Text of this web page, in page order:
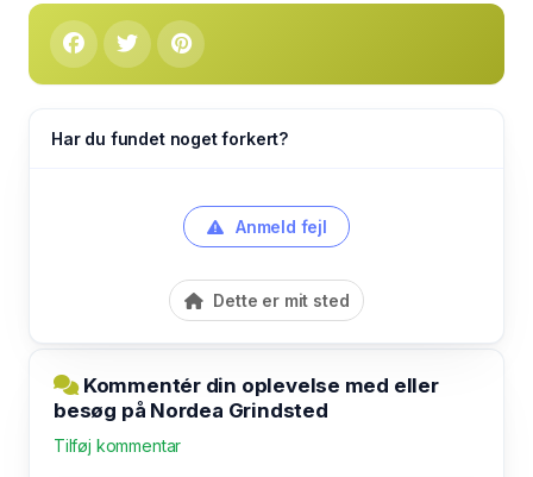
Har du fundet noget forkert?
Anmeld fejl
Dette er mit sted
Kommentér din oplevelse med eller
besøg på Nordea Grindsted
Tilføj kommentar